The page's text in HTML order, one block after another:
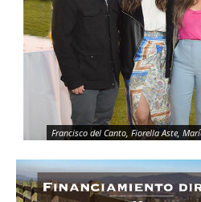
Francisco del Canto, Fiorella Aste,